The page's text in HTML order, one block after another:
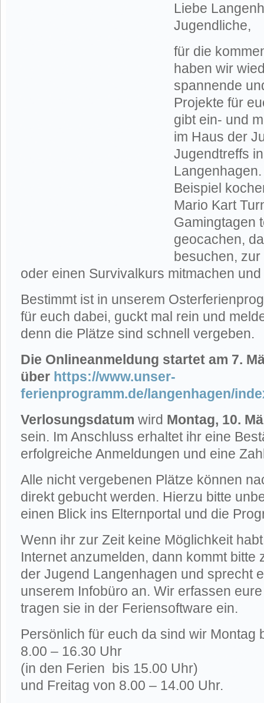
Liebe
Jugendliche,
für die
haben wir
spannende
Projekte für
gibt ein- und
im Haus der
Jugendtreffs
Beispiel
Mario Kart
Gamingtagen
geocachen,
besuchen,
oder einen Survivalkurs mitmachen
Bestimmt ist in unserem
für euch dabei, guckt mal rein und
denn die Plätze sind schnell vergeben.
Die Onlineanmeldung startet am 7.
über https://www.unser-
ferienprogramm.de/langenhagen/
Verlosungsdatum wird Montag, 10.
sein. Im Anschluss erhaltet ihr eine
erfolgreiche Anmeldungen und eine
Alle nicht vergebenen Plätze können
direkt gebucht werden. Hierzu bitte
einen Blick ins Elternportal und die
Wenn ihr zur Zeit keine Möglichkeit
Internet anzumelden, dann kommt bitte
der Jugend Langenhagen und sprecht
unserem Infobüro an. Wir erfassen
tragen sie in der Feriensoftware ein.
Persönlich für euch da sind wir Montag
8.00 – 16.30 Uhr
(in den Ferien bis 15.00 Uhr)
und Freitag von 8.00 – 14.00 Uhr.